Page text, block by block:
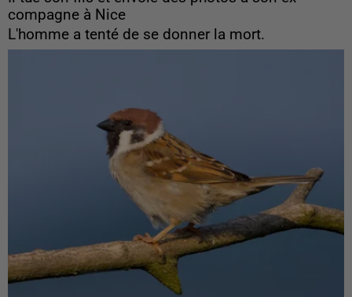
compagne à Nice
L'homme a tenté de se donner la mort.